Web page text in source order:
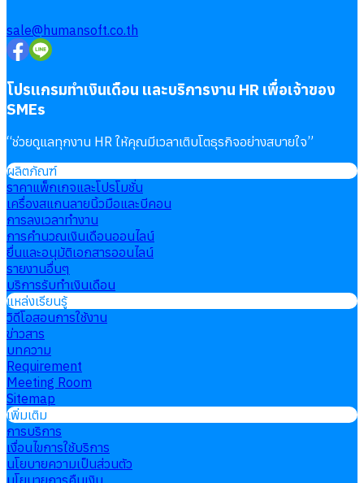
sale@humansoft.co.th
โปรแกรมทำเงินเดือน และบริการงาน HR เพื่อเจ้าของ
SMEs
“ช่วยดูแลทุกงาน HR ให้คุณมีเวลาเติบโตธุรกิจอย่างสบายใจ”
ผลิตภัณฑ์
ราคาแพ็กเกจและโปรโมชั่น
เครื่องสแกนลายนิ้วมือและบีคอน
การลงเวลาทำงาน
การคำนวณเงินเดือนออนไลน์
ยื่นและอนุมัติเอกสารออนไลน์
รายงานอื่นๆ
บริการรับทำเงินเดือน
แหล่งเรียนรู้
วิดีโอสอนการใช้งาน
ข่าวสาร
บทความ
Requirement
Meeting Room
Sitemap
เพิ่มเติม
การบริการ
เงื่อนไขการใช้บริการ
นโยบายความเป็นส่วนตัว